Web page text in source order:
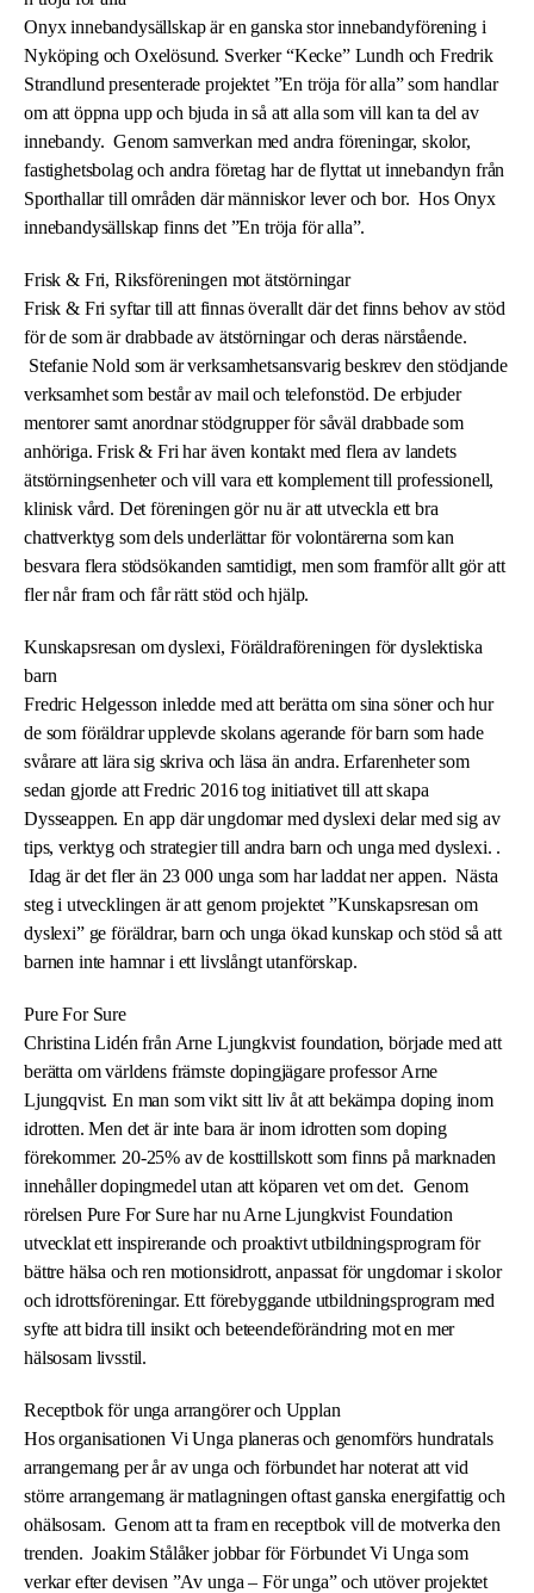
Onyx innebandysällskap är en ganska stor innebandyförening i
Nyköping och Oxelösund. Sverker “Kecke” Lundh och Fredrik
Strandlund presenterade projektet ”En tröja för alla” som handlar
om att öppna upp och bjuda in så att alla som vill kan ta del av
innebandy. Genom samverkan med andra föreningar, skolor,
fastighetsbolag och andra företag har de flyttat ut innebandyn från
Sporthallar till områden där människor lever och bor. Hos Onyx
innebandysällskap finns det ”En tröja för alla”.
Frisk & Fri, Riksföreningen mot ätstörningar
Frisk & Fri syftar till att finnas överallt där det finns behov av stöd
för de som är drabbade av ätstörningar och deras närstående.
Stefanie Nold som är verksamhetsansvarig beskrev den stödjande
verksamhet som består av mail och telefonstöd. De erbjuder
mentorer samt anordnar stödgrupper för såväl drabbade som
anhöriga. Frisk & Fri har även kontakt med flera av landets
ätstörningsenheter och vill vara ett komplement till professionell,
klinisk vård. Det föreningen gör nu är att utveckla ett bra
chattverktyg som dels underlättar för volontärerna som kan
besvara flera stödsökanden samtidigt, men som framför allt gör att
fler når fram och får rätt stöd och hjälp.
Kunskapsresan om dyslexi, Föräldraföreningen för dyslektiska
barn
Fredric Helgesson inledde med att berätta om sina söner och hur
de som föräldrar upplevde skolans agerande för barn som hade
svårare att lära sig skriva och läsa än andra. Erfarenheter som
sedan gjorde att Fredric 2016 tog initiativet till att skapa
Dysseappen. En app där ungdomar med dyslexi delar med sig av
tips, verktyg och strategier till andra barn och unga med dyslexi. .
Idag är det fler än 23 000 unga som har laddat ner appen. Nästa
steg i utvecklingen är att genom projektet ”Kunskapsresan om
dyslexi” ge föräldrar, barn och unga ökad kunskap och stöd så att
barnen inte hamnar i ett livslångt utanförskap.
Pure For Sure
Christina Lidén från Arne Ljungkvist foundation, började med att
berätta om världens främste dopingjägare professor Arne
Ljungqvist. En man som vikt sitt liv åt att bekämpa doping inom
idrotten. Men det är inte bara är inom idrotten som doping
förekommer. 20-25% av de kosttillskott som finns på marknaden
innehåller dopingmedel utan att köparen vet om det. Genom
rörelsen Pure For Sure har nu Arne Ljungkvist Foundation
utvecklat ett inspirerande och proaktivt utbildningsprogram för
bättre hälsa och ren motionsidrott, anpassat för ungdomar i skolor
och idrottsföreningar. Ett förebyggande utbildningsprogram med
syfte att bidra till insikt och beteendeförändring mot en mer
hälsosam livsstil.
Receptbok för unga arrangörer och Upplan
Hos organisationen Vi Unga planeras och genomförs hundratals
arrangemang per år av unga och förbundet har noterat att vid
större arrangemang är matlagningen oftast ganska energifattig och
ohälsosam. Genom att ta fram en receptbok vill de motverka den
trenden. Joakim Stålåker jobbar för Förbundet Vi Unga som
verkar efter devisen ”Av unga – För unga” och utöver projektet